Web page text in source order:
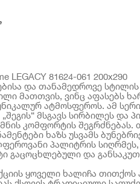
LEGACY 81624-061 200x290
და თანამედროვე
მათთვის, ვინც აფასებს
ატმოსფეროს. ამ
მსგავს სირბილეს და
კომფორტის შეგრძნებას.
ხაზს უსვამს
პალიტრის სიღრმეს,
გაცოცხლებული და
ყოველი ხალიჩა თითქოს